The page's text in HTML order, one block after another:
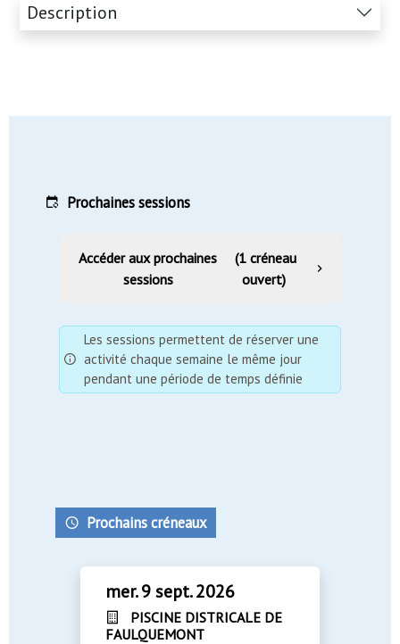
Description
Prochaines sessions
Accéder aux prochaines
sessions
(1 créneau
ouvert)
Les sessions permettent de réserver une
activité chaque semaine le même jour
pendant une période de temps définie
Prochains créneaux
mer. 9 sept. 2026
PISCINE DISTRICALE DE
FAULQUEMONT